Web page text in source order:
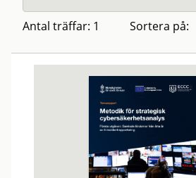
Antal träffar: 1 Sortera på: